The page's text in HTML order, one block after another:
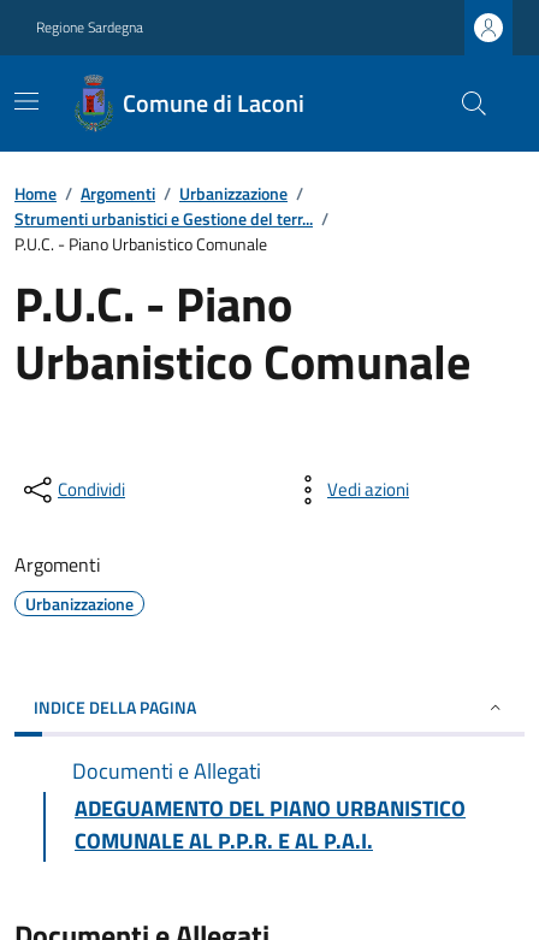
Regione Sardegna
Comune di Laconi
Home / Argomenti / Urbanizzazione /
Strumenti urbanistici e Gestione del terr... /
P.U.C. - Piano Urbanistico Comunale
P.U.C. - Piano
Urbanistico Comunale
Condividi Vedi azioni
Argomenti
Urbanizzazione
INDICE DELLA PAGINA
Documenti e Allegati
ADEGUAMENTO DEL PIANO URBANISTICO
COMUNALE AL P.P.R. E AL P.A.I.